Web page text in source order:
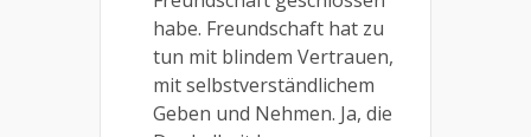
habe. Freundschaft hat zu
tun mit blindem Vertrauen,
mit selbstverständlichem
Geben und Nehmen. Ja, die